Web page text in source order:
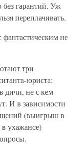
без гарантий. Уж
переплачивать.
не
три
юриста:
дичи, не с кем
И в зависимости
(выигрыш в
ухажансе)